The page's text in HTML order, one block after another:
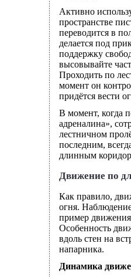
Активно
пространстве
переводится в
делается под
поддержку
высовывайте
Проходить по
момент он
придётся вести
В момент, когда
адреналина»,
лестничном
последним,
длинным
Движение по
Как правило,
огня.
пример
Особенность
вдоль стен на
напарника.
Динамика